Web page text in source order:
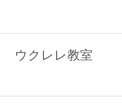
ウクレレ教室